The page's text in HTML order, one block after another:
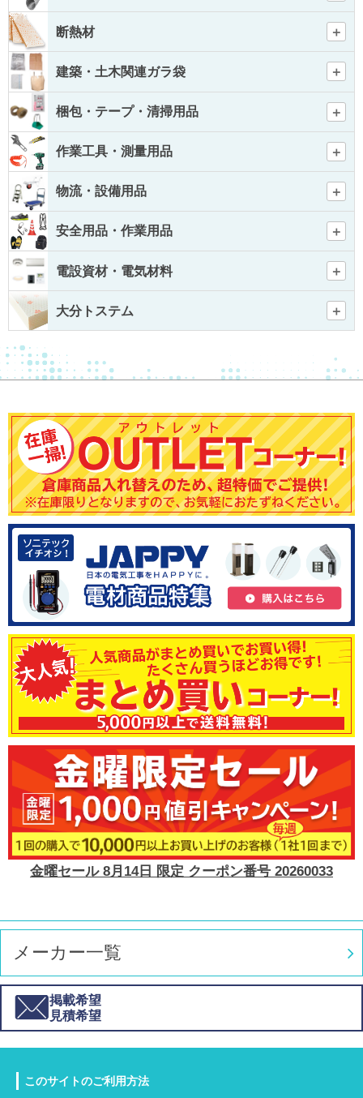
断熱材
建築・土木関連ガラ袋
梱包・テープ・清掃用品
作業工具・測量用品
物流・設備用品
安全用品・作業用品
電設資材・電気材料
大分トステム
金曜セール 8月14日 限定 クーポン番号 20260033
メーカー一覧
掲載希望
見積希望
このサイトのご利用方法